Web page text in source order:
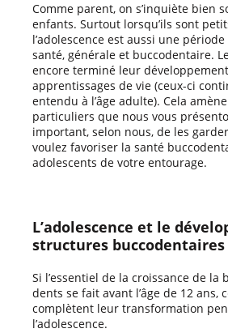
Comme parent, on s’inquiète bien
enfants. Surtout lorsqu’ils sont
l’adolescence est aussi une
santé, générale et buccodentaire.
encore terminé leur
apprentissages de vie (ceux-ci
entendu à l’âge adulte). Cela
particuliers que nous vous
important, selon nous, de les
voulez favoriser la santé
adolescents de votre entourage.
L’adolescence et le
structures buccodentaires
Si l’essentiel de la croissance de la
dents se fait avant l’âge de 12 ans,
complètent leur transformation
l’adolescence.